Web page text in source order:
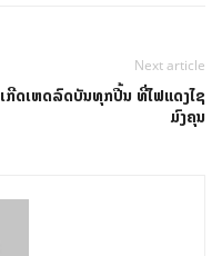
Next article
ເກີດເຫດລົດບັນທຸກປີ້ນ ທີ່ໄຟແດງໄຊ
ມົງຄຸນ